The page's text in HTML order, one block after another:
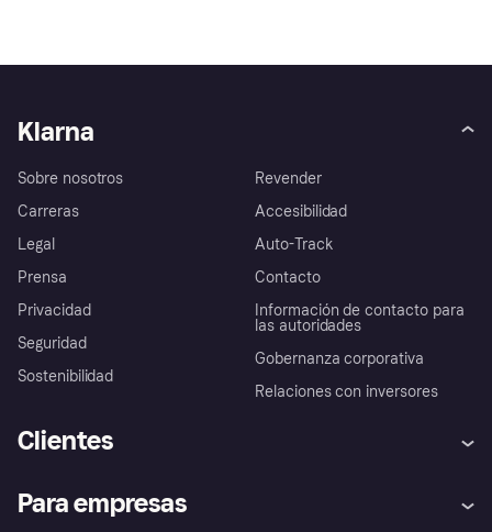
Klarna
Sobre nosotros
Carreras
Legal
Prensa
Privacidad
Seguridad
Sostenibilidad
Revender
Accesibilidad
Auto-Track
Contacto
Información de contacto para
las autoridades
Gobernanza corporativa
Relaciones con inversores
Clientes
Inicio de sesión
Para empresas